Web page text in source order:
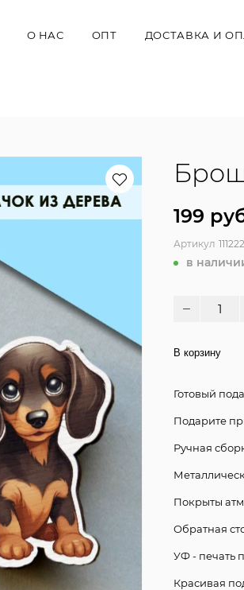
О НАС ОПТ ДОСТАВКА И
199
Артикул
в
В корзину
Готовый
Подарите
Ручная
Покрыты
Обратная
УФ - печать
Красивая